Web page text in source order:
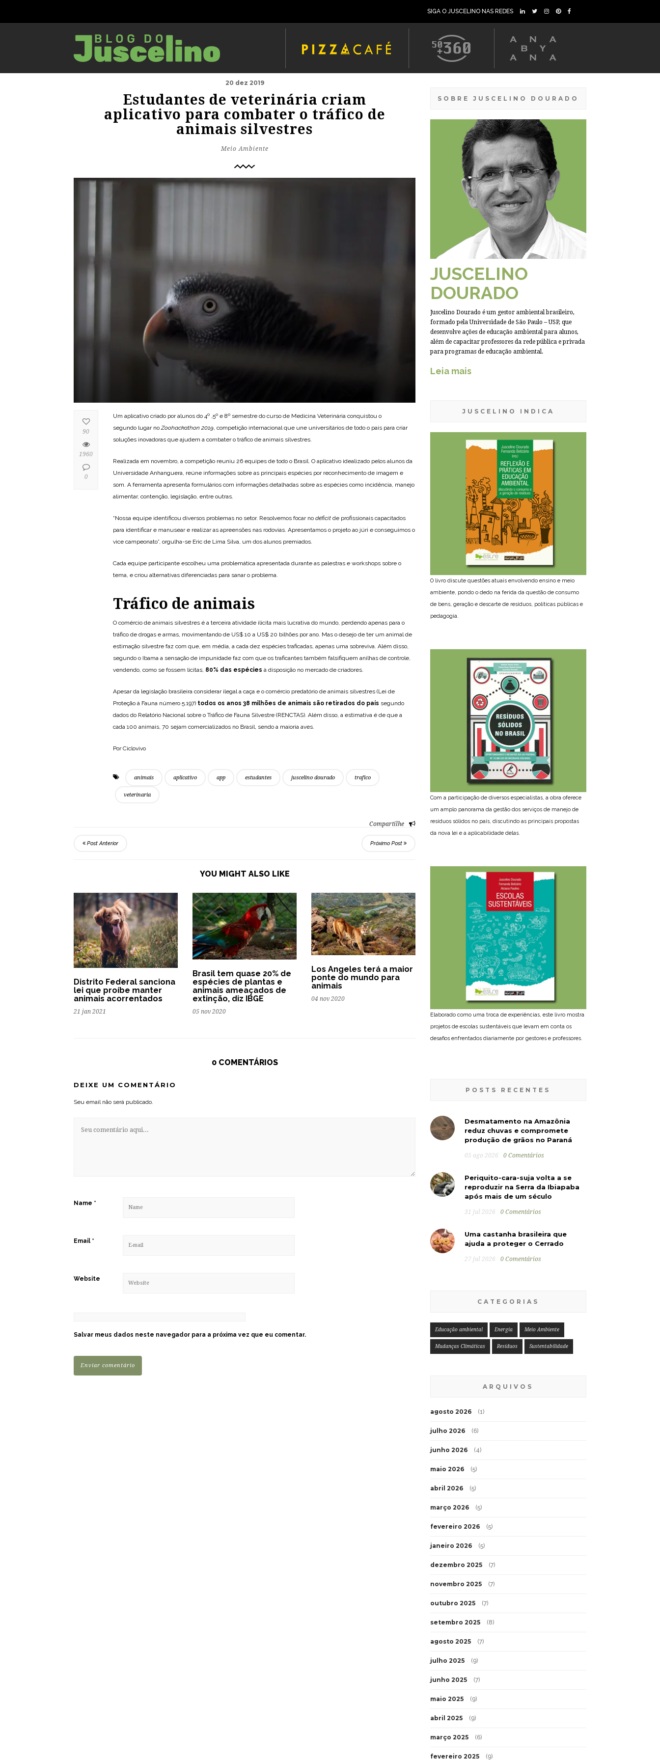
SIGA O JUSCELINO NAS REDES
20 dez 2019
Estudantes de veterinária criam
aplicativo para combater o tráfico de
animais silvestres
Meio Ambiente
Um aplicativo criado por alunos do 4º ,5º e 8º semestre do curso de Medicina Veterinária conquistou o
segundo lugar noZoohackathon 2019, competição internacional que une universitários de todo o país para criar
soluções inovadoras que ajudem a combater o tráfico de animais silvestres.
Realizada em novembro, a competição reuniu 26 equipes de todo o Brasil. O aplicativo idealizado pelos alunos da
Universidade Anhanguera, reúne informações sobre as principais espécies por reconhecimento de imagem e
som. A ferramenta apresenta formulários com informações detalhadas sobre as espécies como incidência, manejo
alimentar, contenção, legislação, entre outras.
“Nossa equipe identificou diversos problemas no setor. Resolvemos focar no déficit de profissionais capacitados
para identificar e manusear e realizar as apreensões nas rodovias. Apresentamos o projeto ao júri e conseguimos o
vice campeonato”, orgulha-se Eric de Lima Silva, um dos alunos premiados.
Cada equipe participante escolheu uma problemática apresentada durante as palestras e workshops sobre o
tema, e criou alternativas diferenciadas para sanar o problema.
Tráfico de animais
O comércio de animais silvestres é a terceira atividade ilícita mais lucrativa do mundo, perdendo apenas para o
tráfico de drogas e armas, movimentando de US$ 10 a US$ 20 bilhões por ano. Mas o desejo de ter um animal de
estimação silvestre faz com que, em média, a cada dez espécies traficadas, apenas uma sobreviva. Além disso,
segundo o Ibama a sensação de impunidade faz com que os traficantes também falsifiquem anilhas de controle,
vendendo, como se fossem lícitas, 80% das espécies à disposição no mercado de criadores.
Apesar da legislação brasileira considerar ilegal a caça e o comércio predatório de animais silvestres (Lei de
Proteção à Fauna número 5.197) todos os anos 38 milhões de animais são retirados do país segundo
dados do Relatório Nacional sobre o Tráfico de Fauna Silvestre (RENCTAS). Além disso, a estimativa é de que a
cada 100 animais, 70 sejam comercializados no Brasil, sendo a maioria aves.
Por Ciclovivo
animais aplicativo app estudantes juscelino dourado trafico
veterinaria
Compartilhe
90
1960
0
Post Anterior Próximo Post
YOU MIGHT ALSO LIKE
Distrito Federal sanciona
lei que proíbe manter
animais acorrentados
21 jan 2021
Brasil tem quase 20% de
espécies de plantas e
animais ameaçados de
extinção, diz IBGE
05 nov 2020
Los Angeles terá a maior
ponte do mundo para
animais
04 nov 2020
0 COMENTÁRIOS
DEIXE UM COMENTÁRIO
Seu email não será publicado.
Name *
Email *
Website
Salvar meus dados neste navegador para a próxima vez que eu comentar.
SOBRE JUSCELINO DOURADO
JUSCELINO
DOURADO
Juscelino Dourado é um gestor ambiental brasileiro,
formado pela Universidade de São Paulo – USP, que
desenvolve ações de educação ambiental para alunos,
além de capacitar professores da rede pública e privada
para programas de educação ambiental.
Leia mais
JUSCELINO INDICA
O livro discute questões atuais envolvendo ensino e meio
ambiente, pondo o dedo na ferida da questão de consumo
de bens, geração e descarte de resíduos, políticas públicas e
pedagogia.
Com a participação de diversos especialistas, a obra oferece
um amplo panorama da gestão dos serviços de manejo de
resíduos sólidos no país, discutindo as principais propostas
da nova lei e a aplicabilidade delas.
Elaborado como uma troca de experiências, este livro mostra
projetos de escolas sustentáveis que levam em conta os
desafios enfrentados diariamente por gestores e professores.
POSTS RECENTES
Desmatamento na Amazônia
reduz chuvas e compromete
produção de grãos no Paraná
05 ago 2026 0 Comentários
Periquito-cara-suja volta a se
reproduzir na Serra da Ibiapaba
após mais de um século
31 jul 2026 0 Comentários
Uma castanha brasileira que
ajuda a proteger o Cerrado
27 jul 2026 0 Comentários
CATEGORIAS
Educação ambiental Energia Meio Ambiente
Mudanças Climáticas Resíduos Sustentabilidade
ARQUIVOS
agosto 2026 (1)
julho 2026 (6)
junho 2026 (4)
maio 2026 (5)
abril 2026 (5)
março 2026 (5)
fevereiro 2026 (5)
janeiro 2026 (5)
dezembro 2025 (7)
novembro 2025 (7)
outubro 2025 (7)
setembro 2025 (8)
agosto 2025 (7)
julho 2025 (9)
junho 2025 (7)
maio 2025 (9)
abril 2025 (9)
março 2025 (6)
fevereiro 2025 (9)